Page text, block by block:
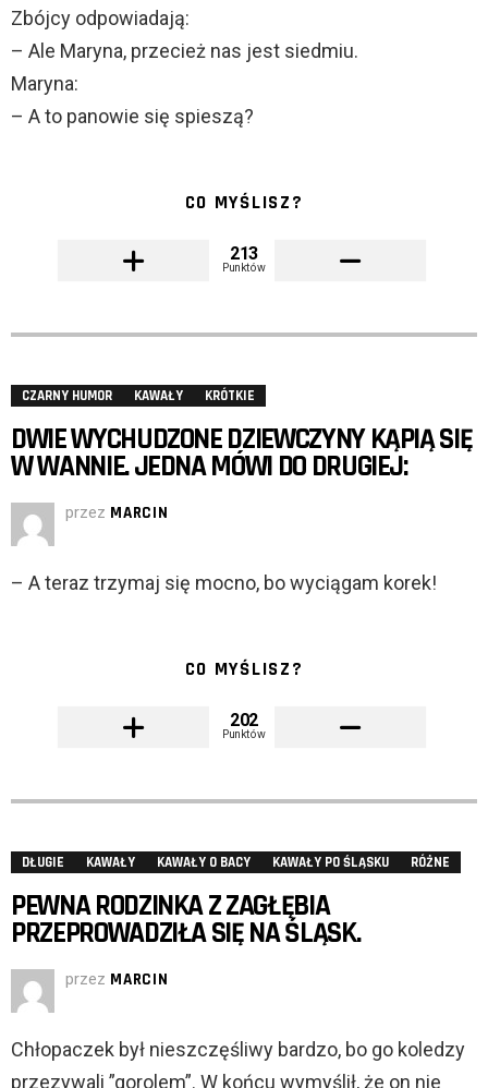
Zbójcy odpowiadają:
– Ale Maryna, przecież nas jest siedmiu.
Maryna:
– A to panowie się spieszą?
CO MYŚLISZ?
213
Punktów
CZARNY HUMOR KAWAŁY KRÓTKIE
DWIE WYCHUDZONE DZIEWCZYNY KĄPIĄ SIĘ
W WANNIE. JEDNA MÓWI DO DRUGIEJ:
przez MARCIN
– A teraz trzymaj się mocno, bo wyciągam korek!
CO MYŚLISZ?
202
Punktów
DŁUGIE KAWAŁY KAWAŁY O BACY KAWAŁY PO ŚLĄSKU RÓŻNE
PEWNA RODZINKA Z ZAGŁĘBIA
PRZEPROWADZIŁA SIĘ NA ŚLĄSK.
przez MARCIN
Chłopaczek był nieszczęśliwy bardzo, bo go koledzy
przezywali ”gorolem”. W końcu wymyślił, że on nie